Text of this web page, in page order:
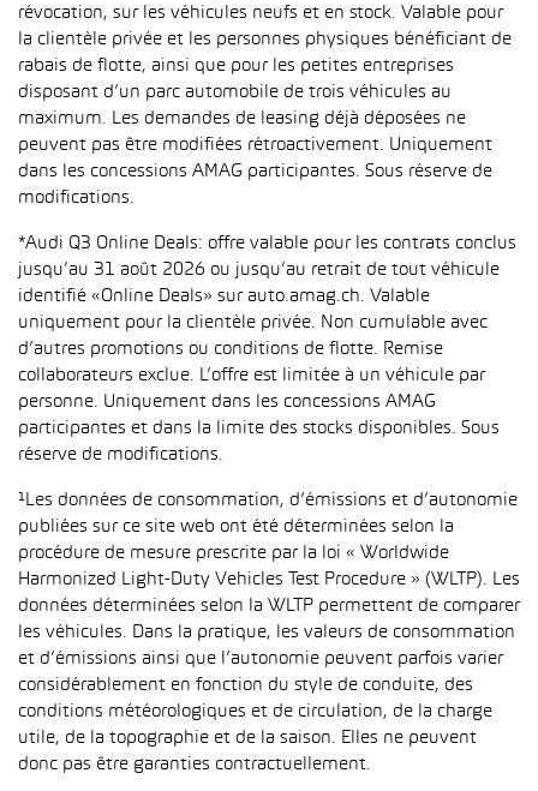
révocation, sur les véhicules neufs et en stock. Valable pour
la clientèle privée et les personnes physiques bénéficiant de
rabais de flotte, ainsi que pour les petites entreprises
disposant d’un parc automobile de trois véhicules au
maximum. Les demandes de leasing déjà déposées ne
peuvent pas être modifiées rétroactivement. Uniquement
dans les concessions AMAG participantes. Sous réserve de
modifications.
*Audi Q3 Online Deals: offre valable pour les contrats conclus
jusqu’au 31 août 2026 ou jusqu’au retrait de tout véhicule
identifié «Online Deals» sur auto.amag.ch. Valable
uniquement pour la clientèle privée. Non cumulable avec
d’autres promotions ou conditions de flotte. Remise
collaborateurs exclue. L’offre est limitée à un véhicule par
personne. Uniquement dans les concessions AMAG
participantes et dans la limite des stocks disponibles. Sous
réserve de modifications.
¹Les données de consommation, d’émissions et d’autonomie
publiées sur ce site web ont été déterminées selon la
procédure de mesure prescrite par la loi « Worldwide
Harmonized Light-Duty Vehicles Test Procedure » (WLTP). Les
données déterminées selon la WLTP permettent de comparer
les véhicules. Dans la pratique, les valeurs de consommation
et d’émissions ainsi que l’autonomie peuvent parfois varier
considérablement en fonction du style de conduite, des
conditions météorologiques et de circulation, de la charge
utile, de la topographie et de la saison. Elles ne peuvent
donc pas être garanties contractuellement.